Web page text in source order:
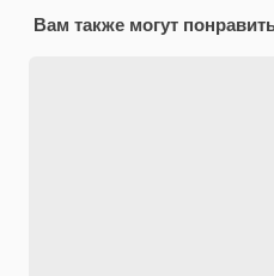
Вам также могут